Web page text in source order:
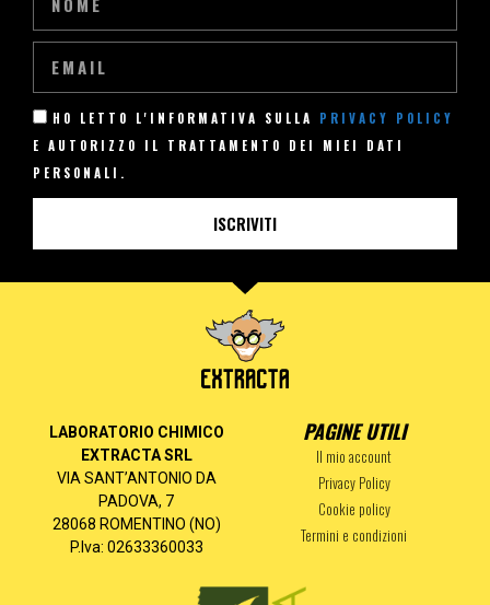
HO LETTO L'INFORMATIVA SULLA PRIVACY POLICY
E AUTORIZZO IL TRATTAMENTO DEI MIEI DATI
PERSONALI.
ISCRIVITI
LABORATORIO CHIMICO
EXTRACTA SRL
VIA SANT’ANTONIO DA
PADOVA, 7
28068 ROMENTINO (NO)
P.Iva: 02633360033
PAGINE UTILI
Il mio account
Privacy Policy
Cookie policy
Termini e condizioni